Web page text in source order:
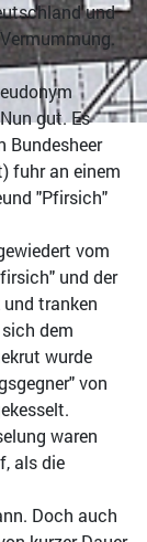
und
gut. Es
Bundesheer
fuhr an einem
"Pfirsich"
vom
und der
und tranken
dem
wurde
von
waren
als die
Doch auch